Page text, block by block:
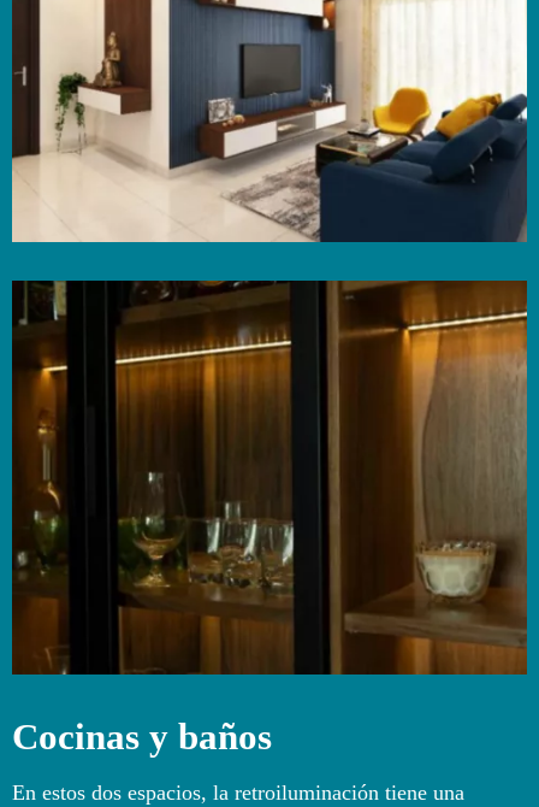
Cocinas y baños
En estos dos espacios, la retroiluminación tiene una